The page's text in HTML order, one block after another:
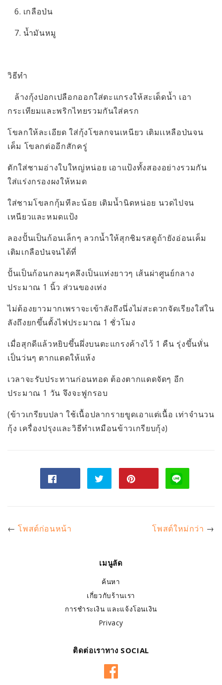
6. เกลือป่น
7. น้ำมันหมู
วิธีทำ
ล้างกุ้งปอกเปลือกออกใส่ตะแกรงให้สะเด็ดน้ำ เอา
กระเทียมและพริกไทยรวมกันใส่ครก
โขลกให้ละเอียด ใส่กุ้งโขลกจนเหนียว เติมเเหลือป่นจน
เค็ม โขลกต่ออีกสักครู่
ตักใส่ชามอ่างใบใหญ่หน่อย เอาแป้งทั้งสองอย่างรวมกัน
ใส่แร่งกรองผงให้หมด
ใส่ชามโขลกกุ้มทีละน้อย เติมน้ำนิดหน่อย นวดไปจน
เหนียวและหมดแป้ง
ลองปั้นเป็นก้อนเล็กๆ ลวกน้ำให้สุกชิมรสดูถ้ายังอ่อนเค็ม
เติมเกลือป่นจนได้ที่
ปั้นเป็นก้อนกลมๆคลึงเป็นแท่งยาวๆ เส้นผ่าศูนย์กลาง
ประมาณ 1 นิ้ว ส่วนของเท่ง
ไม่ต้องยาวมากเพราจะเข้าลังถึงนึ่งไม่สะดวกจัดเรียงใส่ใน
ลังถึงยกขึ้นตั้งไฟประมาณ 1 ชั่วโมง
เมื่อสุกดีแล้วหยิบขึ้นผึ่งบนตะแกรงค้างไว้ 1 คืน รุ่งขึ้นหั่น
เป็นว่นๆ ตากแดดให้แห้ง
เวลาจะรับประทานก่อนทอด ต้องตากแดดจัดๆ อีก
ประมาณ 1 วัน จึงจะฟูกรอบ
(ข้าวเกรียบปลา ใช้เนื้อปลากรายขูดเอาแต่เนื้อ เท่าจำนวน
กุ้ง เครื่องปรุงและวิธีทำเหมือนข้าวเกรียบกุ้ง)
ไป
ตไป
on
←โพสต์ก่อนหน้า โพสต์ใหม่กว่า →
เมนูลัด
ค้นหา
เกี่ยวกับร้านเรา
การชำระเงิน และแจ้งโอนเงิน
Privacy
ติดต่อเราทาง SOCIAL